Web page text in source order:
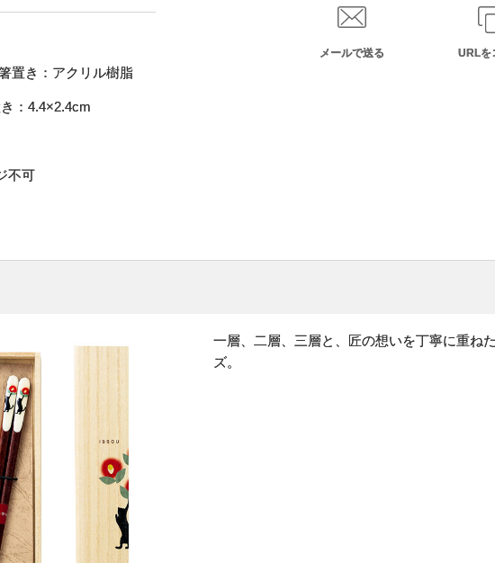
メールで送る URLを
置き：アクリル樹脂
：4.4×2.4cm
不可
一層、二層、三層と、匠の想いを丁寧に重ね
ズ。